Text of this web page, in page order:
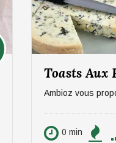
0 min